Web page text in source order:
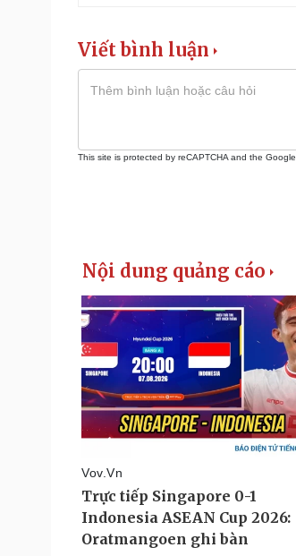
Viết bình luận
This site is protected by reCAPTCHA and the Google